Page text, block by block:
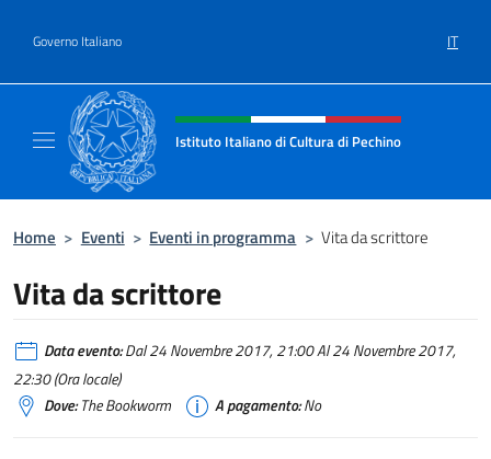
Governo Italiano IT
Intestazione sito, social e menù
Istituto Italiano di Cultura di Pechino
Home > Eventi > Eventi in programma > Vita da scrittore
Vita da scrittore
Data evento:Dal 24 Novembre 2017, 21:00 Al 24 Novembre 2017,
22:30 (Ora locale)
Dove:The Bookworm A pagamento:No